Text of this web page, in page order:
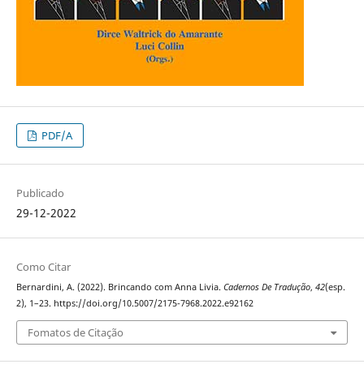
PDF/A
Publicado
29-12-2022
Como Citar
Bernardini, A. (2022). Brincando com Anna Livia. Cadernos De Tradução, 42(esp.
2), 1–23. https://doi.org/10.5007/2175-7968.2022.e92162
Fomatos de Citação